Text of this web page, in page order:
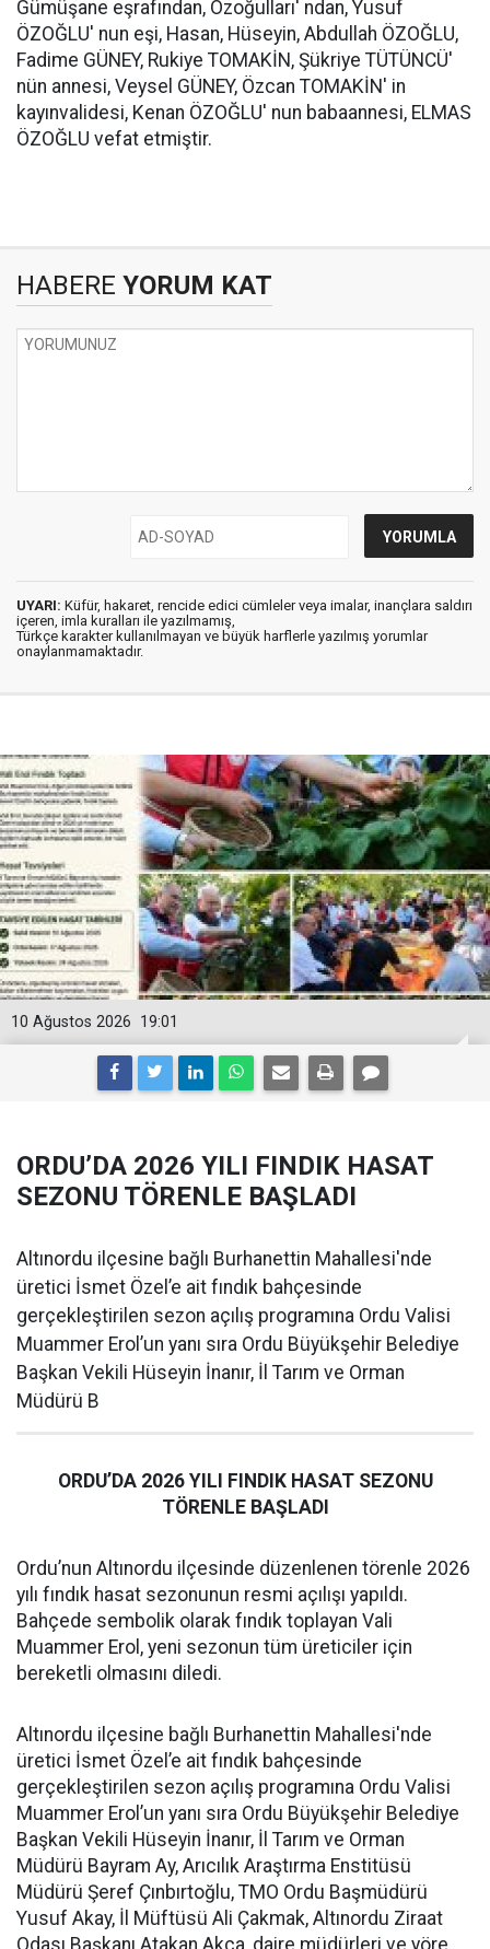
Gümüşane eşrafından, Özoğulları' ndan, Yusuf
ÖZOĞLU' nun eşi, Hasan, Hüseyin, Abdullah ÖZOĞLU,
Fadime GÜNEY, Rukiye TOMAKİN, Şükriye TÜTÜNCÜ'
nün annesi, Veysel GÜNEY, Özcan TOMAKİN' in
kayınvalidesi, Kenan ÖZOĞLU' nun babaannesi, ELMAS
ÖZOĞLU vefat etmiştir.
HABERE YORUM KAT
UYARI: Küfür, hakaret, rencide edici cümleler veya imalar, inançlara saldırı
içeren, imla kuralları ile yazılmamış,
Türkçe karakter kullanılmayan ve büyük harflerle yazılmış yorumlar
onaylanmamaktadır.
19:01
10 Ağustos 2026
ORDU’DA 2026 YILI FINDIK HASAT
SEZONU TÖRENLE BAŞLADI
Altınordu ilçesine bağlı Burhanettin Mahallesi'nde
üretici İsmet Özel’e ait fındık bahçesinde
gerçekleştirilen sezon açılış programına Ordu Valisi
Muammer Erol’un yanı sıra Ordu Büyükşehir Belediye
Başkan Vekili Hüseyin İnanır, İl Tarım ve Orman
Müdürü B
ORDU’DA 2026 YILI FINDIK HASAT SEZONU
TÖRENLE BAŞLADI
Ordu’nun Altınordu ilçesinde düzenlenen törenle 2026
yılı fındık hasat sezonunun resmi açılışı yapıldı.
Bahçede sembolik olarak fındık toplayan Vali
Muammer Erol, yeni sezonun tüm üreticiler için
bereketli olmasını diledi.
Altınordu ilçesine bağlı Burhanettin Mahallesi'nde
üretici İsmet Özel’e ait fındık bahçesinde
gerçekleştirilen sezon açılış programına Ordu Valisi
Muammer Erol’un yanı sıra Ordu Büyükşehir Belediye
Başkan Vekili Hüseyin İnanır, İl Tarım ve Orman
Müdürü Bayram Ay, Arıcılık Araştırma Enstitüsü
Müdürü Şeref Çınbırtoğlu, TMO Ordu Başmüdürü
Yusuf Akay, İl Müftüsü Ali Çakmak, Altınordu Ziraat
Odası Başkanı Atakan Akça, daire müdürleri ve yöre